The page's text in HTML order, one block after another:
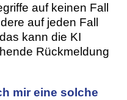
auf keinen Fall
auf jeden Fall
kann die KI
Rückmeldung
mir eine solche